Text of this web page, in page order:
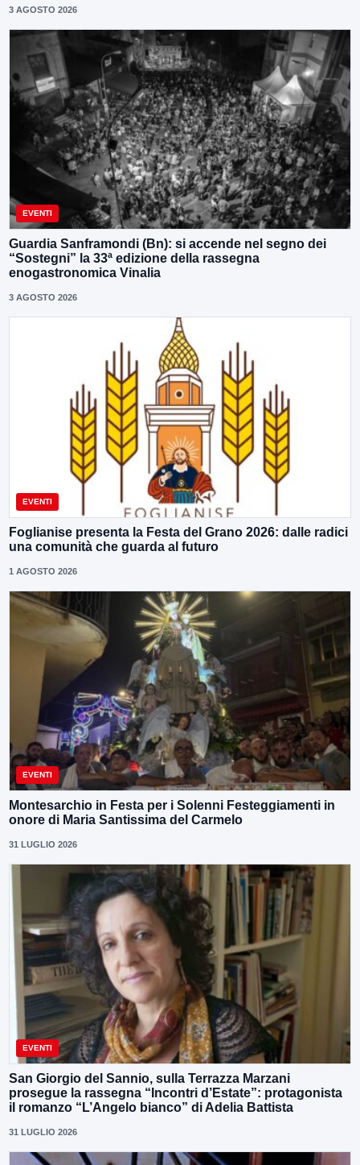
3 AGOSTO 2026
EVENTI
Guardia Sanframondi (Bn): si accende nel segno dei
“Sostegni” la 33ª edizione della rassegna
enogastronomica Vinalia
3 AGOSTO 2026
EVENTI
Foglianise presenta la Festa del Grano 2026: dalle radici
una comunità che guarda al futuro
1 AGOSTO 2026
EVENTI
Montesarchio in Festa per i Solenni Festeggiamenti in
onore di Maria Santissima del Carmelo
31 LUGLIO 2026
EVENTI
San Giorgio del Sannio, sulla Terrazza Marzani
prosegue la rassegna “Incontri d’Estate”: protagonista
il romanzo “L’Angelo bianco” di Adelia Battista
31 LUGLIO 2026